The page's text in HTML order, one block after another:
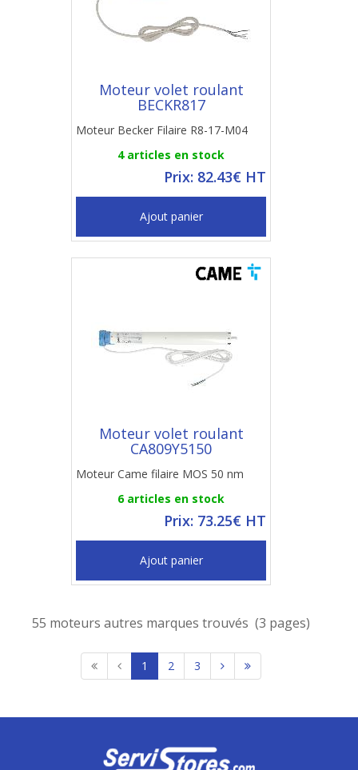
Moteur volet roulant
BECKR817
Moteur Becker Filaire R8-17-M04
4 articles en stock
Prix: 82.43€ HT
Ajout panier
Moteur volet roulant
CA809Y5150
Moteur Came filaire MOS 50 nm
6 articles en stock
Prix: 73.25€ HT
Ajout panier
55 moteurs autres marques trouvés (3 pages)
1 2 3